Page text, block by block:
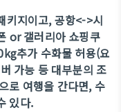
키지이고, 공항<->시
or 갤러리아 쇼핑쿠
추가 수화물 허용(요
가능 등 대부분의 조
로 여행을 간다면, 수
있다.